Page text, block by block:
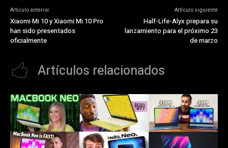
Artículo anterior
Xiaomi Mi 10 y Xiaomi Mi 10 Pro
han sido presentados
oficialmente
Artículo siguiente
Half-Life-Alyx prepara su
lanzamiento para el próximo 23
de marzo
Artículos relacionados